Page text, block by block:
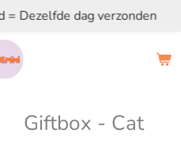
Dezelfde dag verzonden
Giftbox - Cat